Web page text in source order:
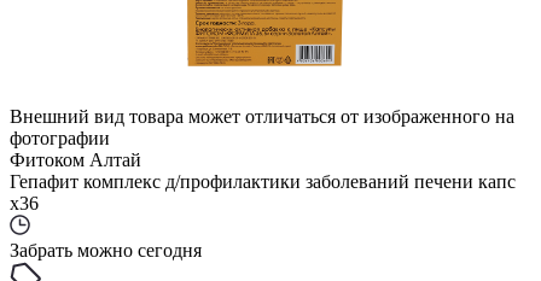
Внешний вид товара может отличаться от изображенного на
фотографии
Фитоком Алтай
Гепафит комплекс д/профилактики заболеваний печени капс
x36
Забрать можно сегодня